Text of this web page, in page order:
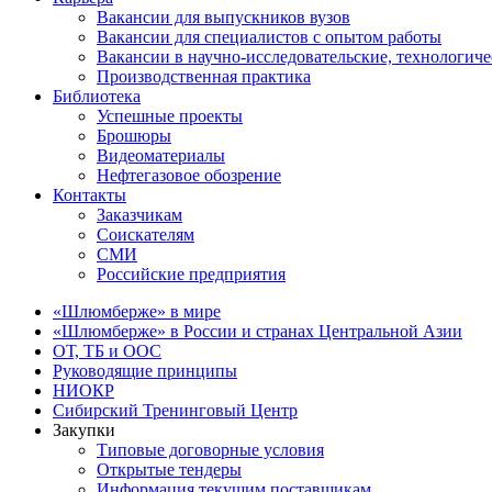
Вакансии для выпускников вузов
Вакансии для специалистов с опытом работы
Вакансии в научно-исследовательские,
Производственная практика
Библиотека
Успешные проекты
Брошюры
Видеоматериалы
Нефтегазовое обозрение
Контакты
Заказчикам
Соискателям
СМИ
Российские предприятия
«Шлюмберже» в мире
«Шлюмберже» в России и странах Центральной Азии
ОТ, ТБ и ООС
Руководящие принципы
НИОКР
Сибирский Тренинговый Центр
Закупки
Типовые договорные условия
Открытые тендеры